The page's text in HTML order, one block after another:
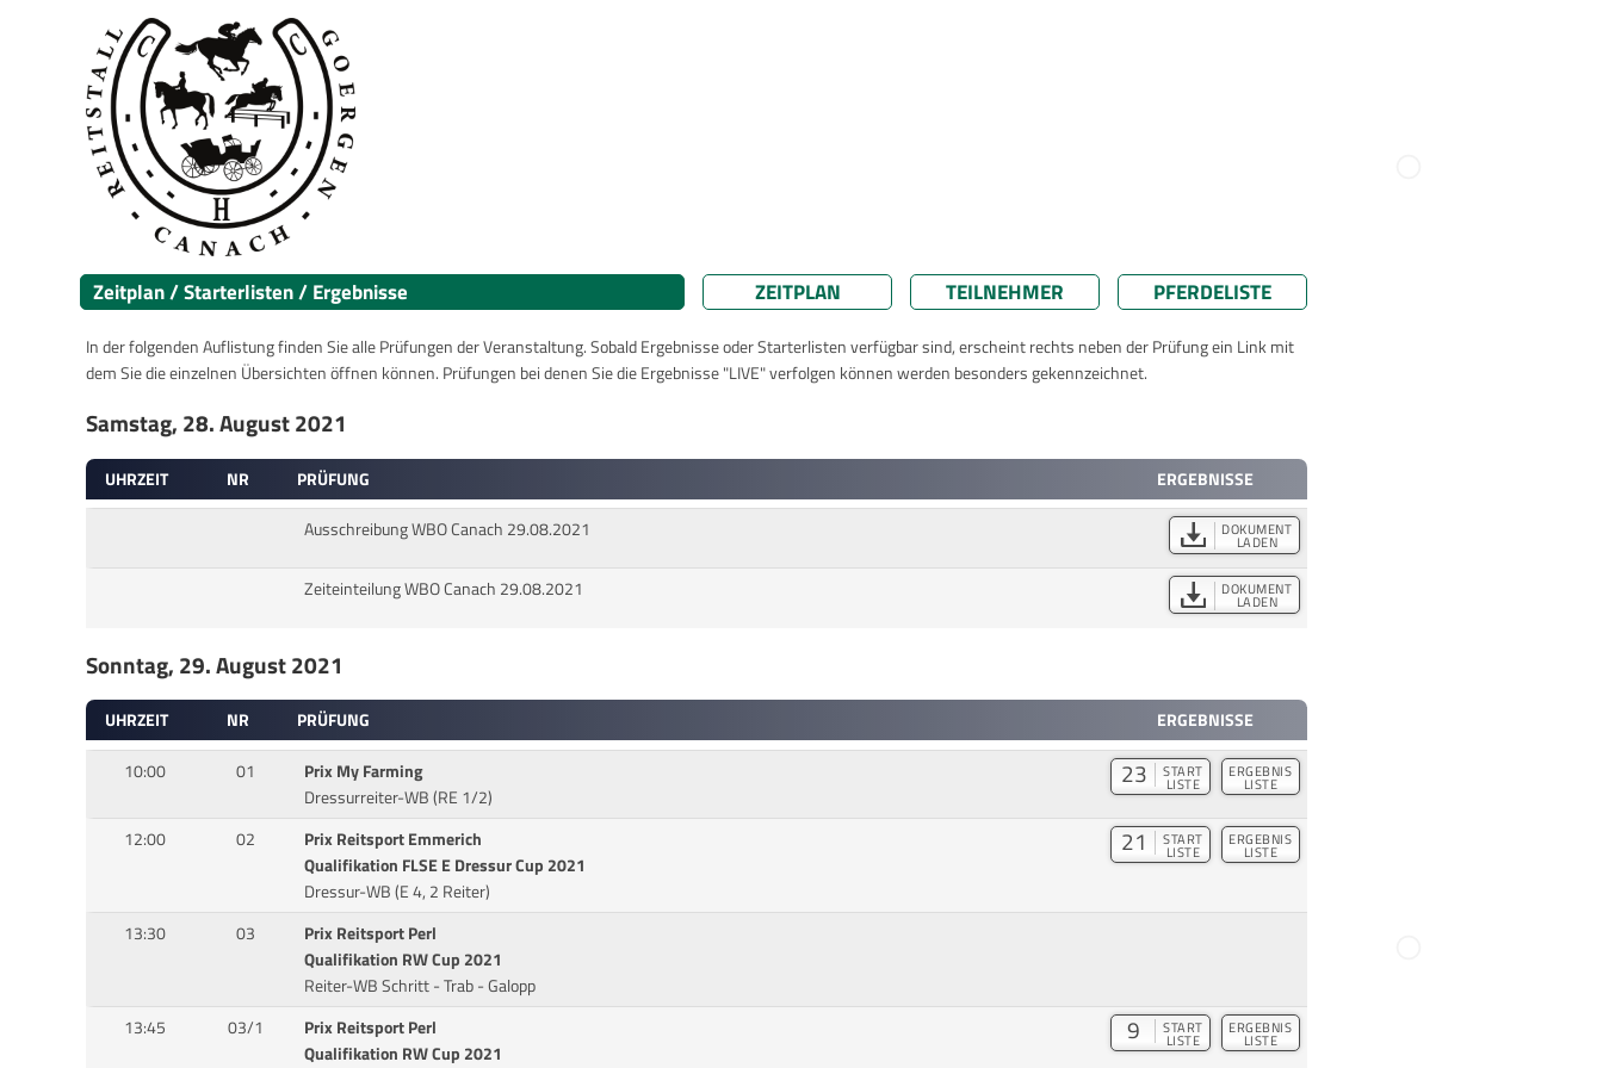
Zeitplan / Starterlisten / Ergebnisse ZEITPLAN TEILNEHMER PFERDELISTE
In der folgenden Auflistung finden Sie alle Prüfungen der Veranstaltung. Sobald Ergebnisse oder Starterlisten verfügbar sind, erscheint rechts neben der Prüfung ein Link mit
dem Sie die einzelnen Übersichten öffnen können. Prüfungen bei denen Sie die Ergebnisse "LIVE" verfolgen können werden besonders gekennzeichnet.
Samstag, 28. August 2021
UHRZEIT NR PRÜFUNG
ERGEBNISSE
Ausschreibung WBO Canach 29.08.2021
DOKUMENT
LADEN
Zeiteinteilung WBO Canach 29.08.2021 DOKUMENT
LADEN
Sonntag, 29. August 2021
UHRZEIT NR PRÜFUNG
ERGEBNISSE
10:00
01
Prix My Farming
Dressurreiter-WB (RE 1/2)
23 START
LISTE
ERGEBNIS
LISTE
12:00 02
Prix Reitsport Emmerich
Qualifikation FLSE E Dressur Cup 2021
Dressur-WB (E 4, 2 Reiter)
21 START
LISTE
ERGEBNIS
LISTE
13:30 03
Prix Reitsport Perl
Qualifikation RW Cup 2021
Reiter-WB Schritt - Trab - Galopp
13:45
03/1
Prix Reitsport Perl
Qualifikation RW Cup 2021
9 START
LISTE
ERGEBNIS
LISTE